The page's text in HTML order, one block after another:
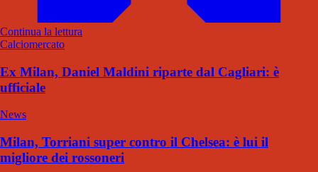
Continua la lettura
Calciomercato
Ex Milan, Daniel Maldini riparte dal Cagliari: è
ufficiale
News
Milan, Torriani super contro il Chelsea: è lui il
migliore dei rossoneri